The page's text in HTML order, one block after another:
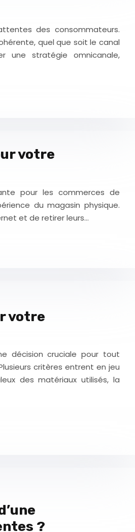
des consommateurs.
quel que soit le canal
une stratégie omnicanale,
votre
pour les commerces de
du magasin physique.
et de retirer leurs…
votre
décision cruciale pour tout
critères entrent en jeu
des matériaux utilisés, la
?